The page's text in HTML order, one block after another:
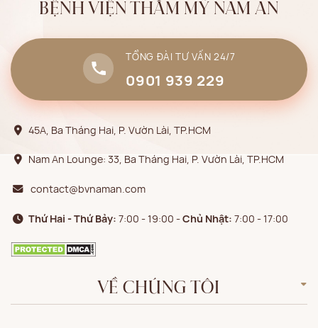
BỆNH VIỆN THẨM MỸ NAM AN
TỔNG ĐÀI TƯ VẤN 24/7
0901 939 229
45A, Ba Tháng Hai, P. Vườn Lài, TP.HCM
Nam An Lounge: 33, Ba Tháng Hai, P. Vườn Lài, TP.HCM
contact@bvnaman.com
Thứ Hai - Thứ Bảy: 7:00 - 19:00 -Chủ Nhật: 7:00 - 17:00
VỀ CHÚNG TÔI